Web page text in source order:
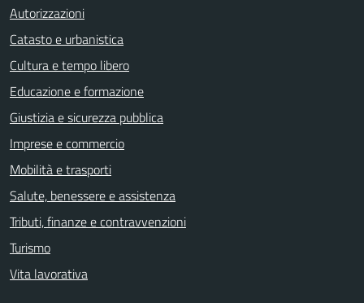
Autorizzazioni
Catasto e urbanistica
Cultura e tempo libero
Educazione e formazione
Giustizia e sicurezza pubblica
Imprese e commercio
Mobilità e trasporti
Salute, benessere e assistenza
Tributi, finanze e contravvenzioni
Turismo
Vita lavorativa